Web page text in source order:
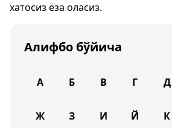
хатосиз ёза оласиз.
Алифбо бўйича
А Б В Г Д
Ж З И Й К